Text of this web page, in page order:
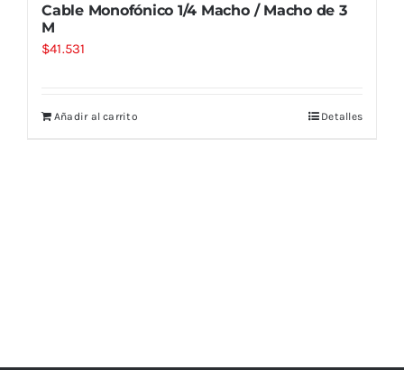
Cable Monofónico 1/4 Macho / Macho de 3
M
$41.531
Añadir al carrito Detalles